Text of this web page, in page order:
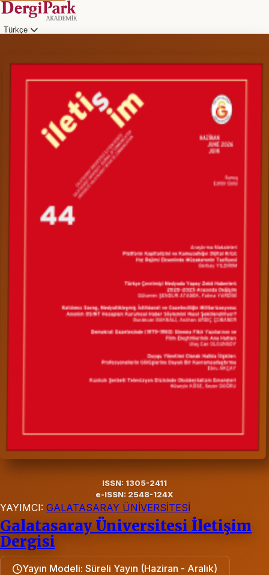
Türkçe
ISSN: 1305-2411
e-ISSN: 2548-124X
YAYIMCI: GALATASARAY ÜNİVERSİTESİ
Galatasaray Üniversitesi İletişim
Dergisi
Yayın Modeli: Süreli Yayın (Haziran - Aralık)